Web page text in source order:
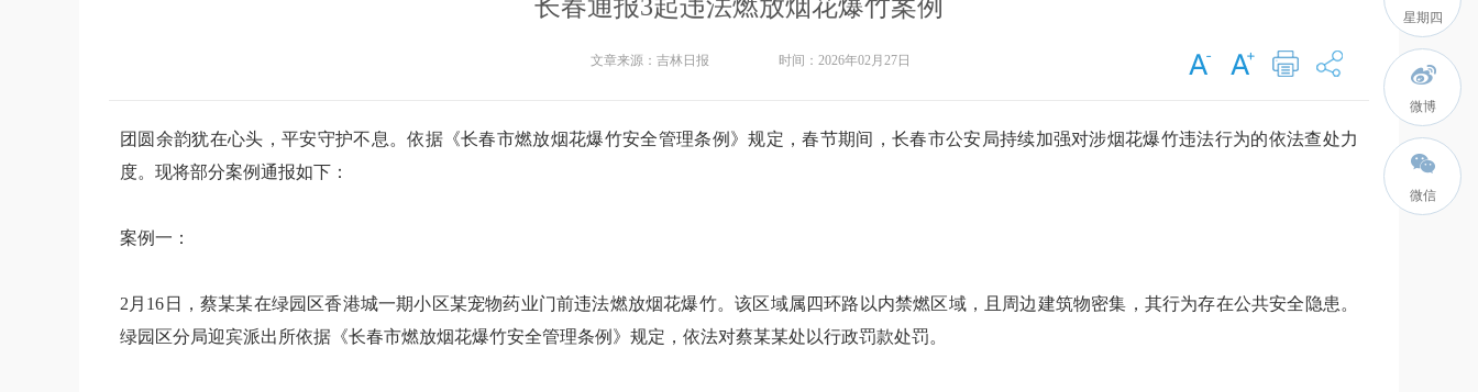
长春通报3起违法燃放烟花爆竹案例
文章来源： 吉林日报 时间： 2026年02月27日
团圆余韵犹在心头，平安守护不息。依据《长春市燃放烟花爆竹安全管理条例》规定，春节期间，长春市公安局持续加强对涉烟花爆竹违法行为的依法查处力
度。现将部分案例通报如下：
案例一：
2月16日，蔡某某在绿园区香港城一期小区某宠物药业门前违法燃放烟花爆竹。该区域属四环路以内禁燃区域，且周边建筑物密集，其行为存在公共安全隐患。
绿园区分局迎宾派出所依据《长春市燃放烟花爆竹安全管理条例》规定，依法对蔡某某处以行政罚款处罚。
星期四
微博
微信